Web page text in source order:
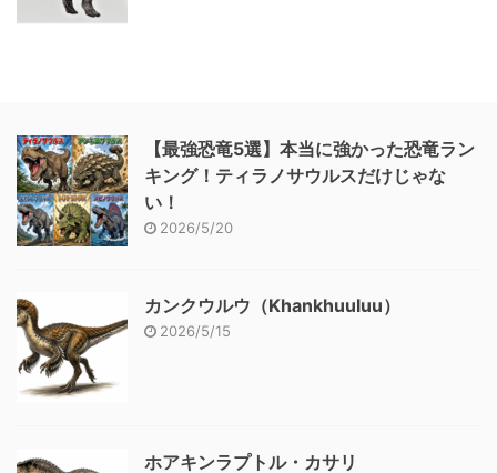
【最強恐竜5選】本当に強かった恐竜ラン
キング！ティラノサウルスだけじゃな
い！
2026/5/20
カンクウルウ（Khankhuuluu）
2026/5/15
ホアキンラプトル・カサリ